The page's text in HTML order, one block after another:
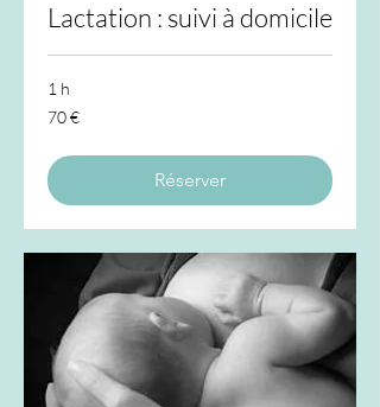
Lactation : suivi à domicile
1 h
70
euros
70 €
Réserver